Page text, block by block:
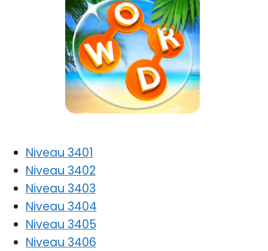
Niveau 3401
Niveau 3402
Niveau 3403
Niveau 3404
Niveau 3405
Niveau 3406